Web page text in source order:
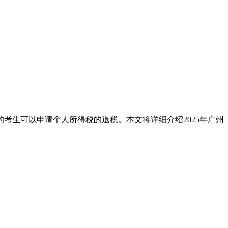
生可以申请个人所得税的退税。本文将详细介绍2025年广州